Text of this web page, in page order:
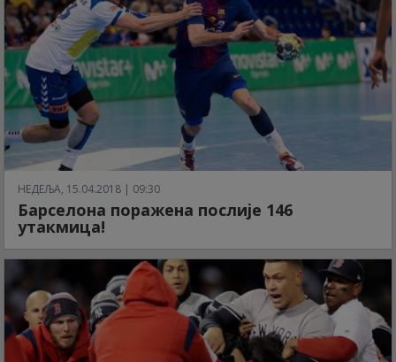
НЕДЕЉА, 15.04.2018 | 09:30
Барселона поражена послије 146
утакмица!